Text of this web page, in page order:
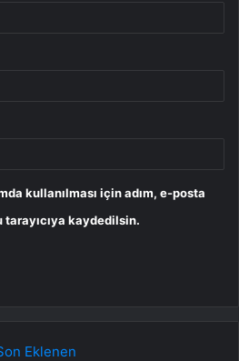
kullanılması için adım, e-posta
kaydedilsin.
Eklenen